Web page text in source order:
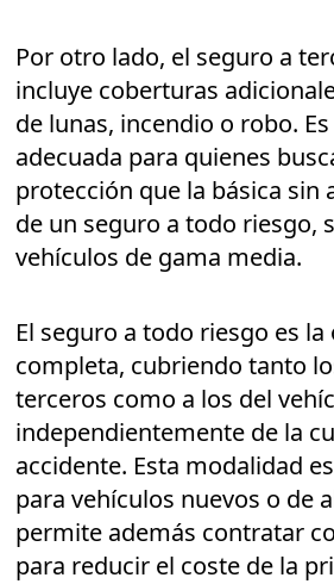
Por otro lado, el seguro a
incluye coberturas
de lunas, incendio o robo.
adecuada para quienes
protección que la básica sin
de un seguro a todo riesgo,
vehículos de gama media.
El seguro a todo riesgo es
completa, cubriendo tanto
terceros como a los del
independientemente de la
accidente. Esta modalidad
para vehículos nuevos o de
permite además contratar
para reducir el coste de la